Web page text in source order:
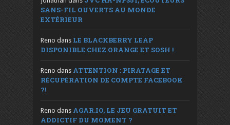
SANS-FIL OUVERTS AU MONDE
EXTÉRIEUR
Reno dans LE BLACKBERRY LEAP
DISPONIBLE CHEZ ORANGE ET SOSH !
Reno dans ATTENTION : PIRATAGE ET
RÉCUPÉRATION DE COMPTE FACEBOOK
?!
Reno dans AGAR.IO, LE JEU GRATUIT ET
ADDICTIF DU MOMENT ?